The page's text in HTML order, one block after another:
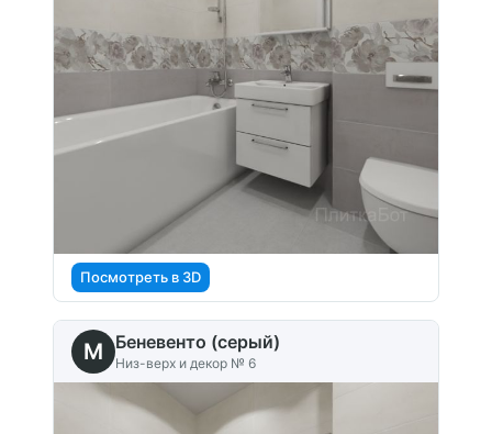
Посмотреть в 3D
M Беневенто (серый)
Низ-верх и декор № 6